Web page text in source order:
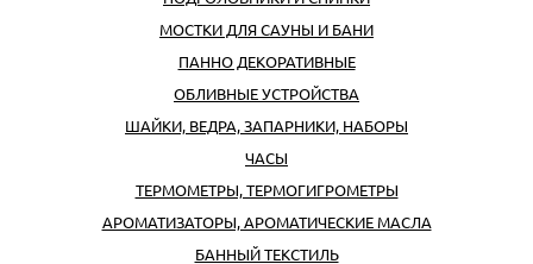
МОСТКИ ДЛЯ САУНЫ И БАНИ
ПАННО ДЕКОРАТИВНЫЕ
ОБЛИВНЫЕ УСТРОЙСТВА
ШАЙКИ, ВЕДРА, ЗАПАРНИКИ, НАБОРЫ
ЧАСЫ
ТЕРМОМЕТРЫ, ТЕРМОГИГРОМЕТРЫ
АРОМАТИЗАТОРЫ, АРОМАТИЧЕСКИЕ МАСЛА
БАННЫЙ ТЕКСТИЛЬ